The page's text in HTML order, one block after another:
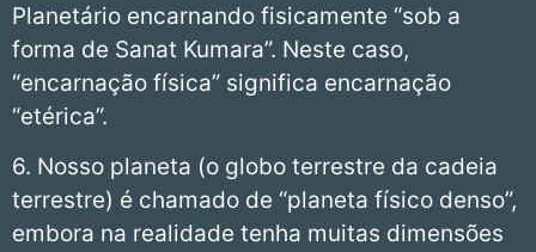
Planetário encarnando fisicamente “sob a
forma de Sanat Kumara”. Neste caso,
“encarnação física” significa encarnação
“etérica”.
6. Nosso planeta (o globo terrestre da cadeia
terrestre) é chamado de “planeta físico denso”,
embora na realidade tenha muitas dimensões